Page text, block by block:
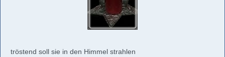
tröstend soll sie in den Himmel strahlen